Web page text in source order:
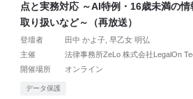
点と実務対応 ～AI特例・16歳未満の情
取り扱いなど～（再放送）
登壇者 田中 かよ子 早乙女 明弘
主催
法律事務所ZeLo 株式会社LegalOn
開催場所
オンライン
データ保護